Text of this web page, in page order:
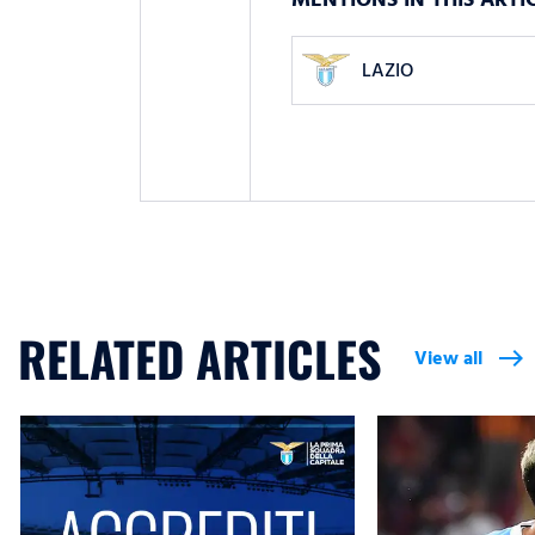
LAZIO
RELATED ARTICLES View all east